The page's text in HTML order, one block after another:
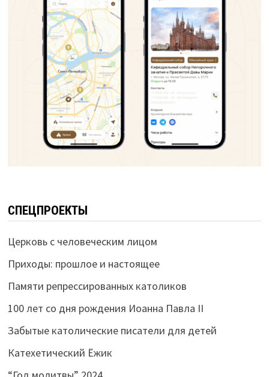
СПЕЦПРОЕКТЫ
Церковь с человеческим лицом
Приходы: прошлое и настоящее
Памяти репрессированных католиков
100 лет со дня рождения Иоанна Павла II
Забытые католические писатели для детей
Катехетический Ёжик